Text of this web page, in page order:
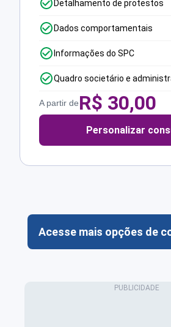
Detalhamento de protestos
Dados comportamentais
Informações do SPC
Quadro societário e
A partir deR$ 30,00
Personalizar
Acesse mais opções de